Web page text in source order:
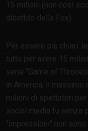
15 milioni (non così
dibattito della Fox).
Per essere più chiari:
tutto per avere 15
serie "Game of
in America, il massimo
milioni di spettatori
social media fu senza
"impressioni" non